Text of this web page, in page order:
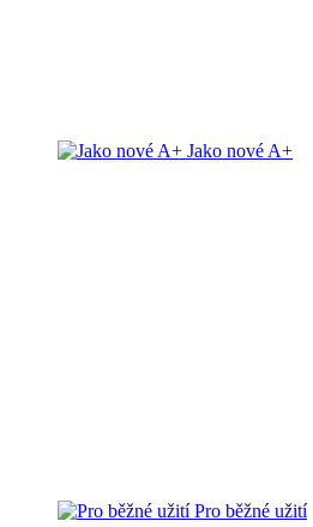
Jako nové A+
Pro běžné užití